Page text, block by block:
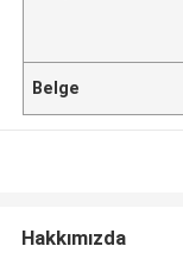
Belge
Hakkımızda